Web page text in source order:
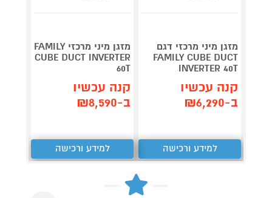
מזגן מיני מרכזי דגם
FAMILY CUBE DUCT
INVERTER 40T
קנה עכשיו
ב-₪6,290
למידע ורכישה
מזגן מיני מרכזי FAMILY
CUBE DUCT INVERTER
60T
קנה עכשיו
ב-₪8,590
למידע ורכישה